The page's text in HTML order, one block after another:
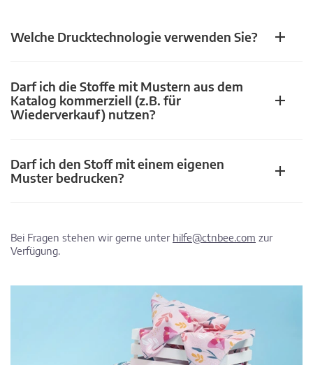
Welche Drucktechnologie verwenden Sie?
Darf ich die Stoffe mit Mustern aus dem
Katalog kommerziell (z.B. für
Wiederverkauf) nutzen?
Darf ich den Stoff mit einem eigenen
Muster bedrucken?
Bei Fragen stehen wir gerne unter hilfe@ctnbee.com zur
Verfügung.